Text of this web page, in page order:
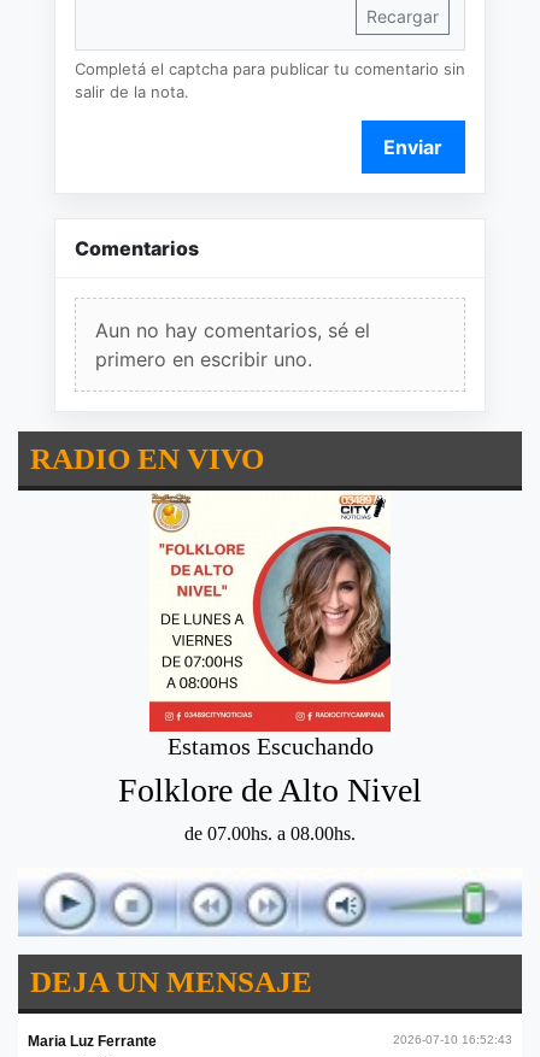
Recargar
Completá el captcha para publicar tu comentario sin
salir de la nota.
Enviar
Comentarios
Aun no hay comentarios, sé el
primero en escribir uno.
RADIO EN VIVO
Estamos Escuchando
Folklore de Alto Nivel
de 07.00hs. a 08.00hs.
DEJA UN MENSAJE